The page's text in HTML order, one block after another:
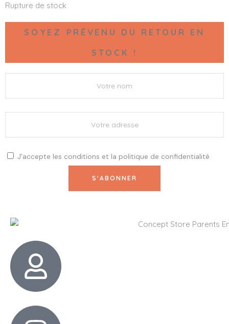
Rupture de stock
SOYEZ PRÉVENU DU RETOUR EN
STOCK !
J'accepte les conditions et la politique de confidentialité